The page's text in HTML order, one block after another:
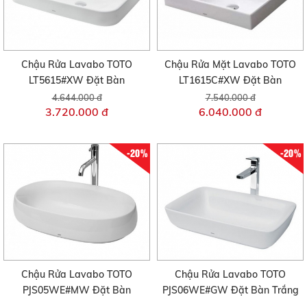
Chậu Rửa Lavabo TOTO
LT5615#XW Đặt Bàn
4.644.000 đ
3.720.000 đ
Chậu Rửa Mặt Lavabo TOTO
LT1615C#XW Đặt Bàn
7.540.000 đ
6.040.000 đ
-20%
Chậu Rửa Lavabo TOTO
PJS05WE#MW Đặt Bàn
-20%
Chậu Rửa Lavabo TOTO
PJS06WE#GW Đặt Bàn Trắng